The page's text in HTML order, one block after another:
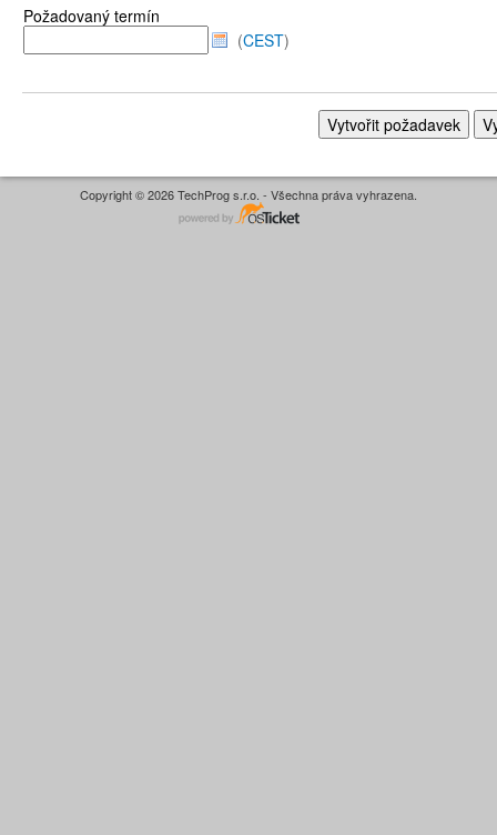
Požadovaný termín
(CEST)
Copyright © 2026 TechProg s.r.o. - Všechna práva vyhrazena.